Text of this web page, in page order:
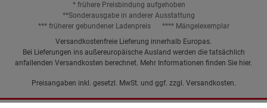
* frühere Preisbindung aufgehoben
**Sonderausgabe in anderer Ausstattung
*** früherer gebundener Ladenpreis
**** Mängelexemplar
Versandkostenfreie Lieferung innerhalb Europas.
Bei Lieferungen ins außereuropäische Ausland werden die tatsächlich
anfallenden Versandkosten berechnet. Mehr Informationen finden Sie hier.
Preisangaben inkl. gesetzl. MwSt. und ggf. zzgl. Versandkosten.